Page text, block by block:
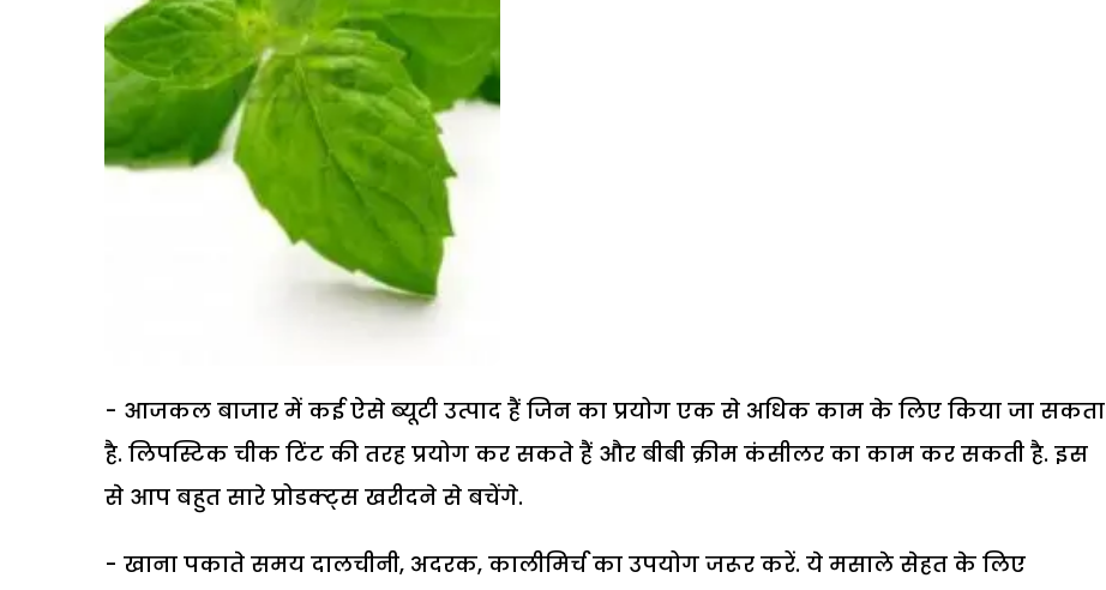
- आजकल बाजार में कई ऐसे ब्यूटी उत्पाद हैं जिन का प्रयोग एक से अधिक काम के लिए किया जा सकता
है. लिपस्टिक चीक टिंट की तरह प्रयोग कर सकते हैं और बीबी क्रीम कंसीलर का काम कर सकती है. इस
से आप बहुत सारे प्रोडक्ट्स खरीदने से बचेंगे.
- खाना पकाते समय दालचीनी, अदरक, कालीमिर्च का उपयोग जरूर करें. ये मसाले सेहत के लिए